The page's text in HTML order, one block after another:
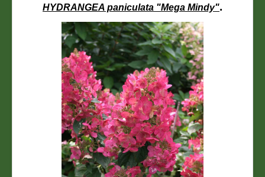
HYDRANGEA paniculata "Mega Mindy".